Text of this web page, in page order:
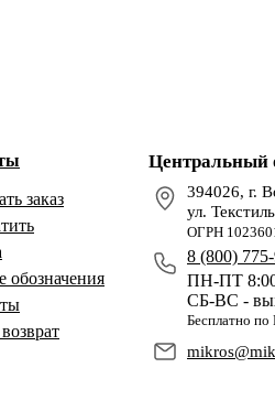
Центральный
394026, г.
ул.
ОГРН
8 (800)
ПН-ПТ
СБ-ВС -
Бесплатно
заказ
обозначения